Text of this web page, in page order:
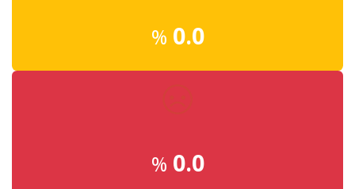
0.0
%
0.0
%